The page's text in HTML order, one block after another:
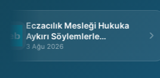
Eczacılık Mesleği Hukuka
Aykırı Söylemlerle
İtibarsızlaştırılamaz
3 Ağu 2026